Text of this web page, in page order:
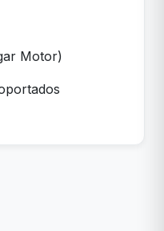
Motor)